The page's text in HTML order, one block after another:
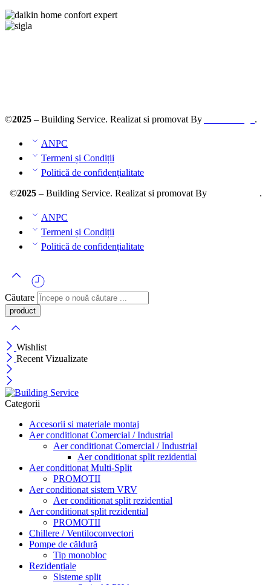
©2025 – Building Service. Realizat si promovat By .
ANPC
Termeni și Condiții
Politică de confidențialitate
©2025– Building Service. Realizat si promovat By .
ANPC
Termeni și Condiții
Politică de confidențialitate
Căutare
Wishlist
Recent Vizualizate
Categorii
Accesorii si materiale montaj
Aer conditionat Comercial / Industrial
Aer conditionat Comercial / Industrial
Aer conditionat split rezidential
Aer conditionat Multi-Split
PROMOTII
Aer conditionat sistem VRV
Aer conditionat split rezidential
Aer conditionat split rezidential
PROMOTII
Chillere / Ventiloconvectori
Pompe de căldură
Tip monobloc
Rezidențiale
Sisteme split